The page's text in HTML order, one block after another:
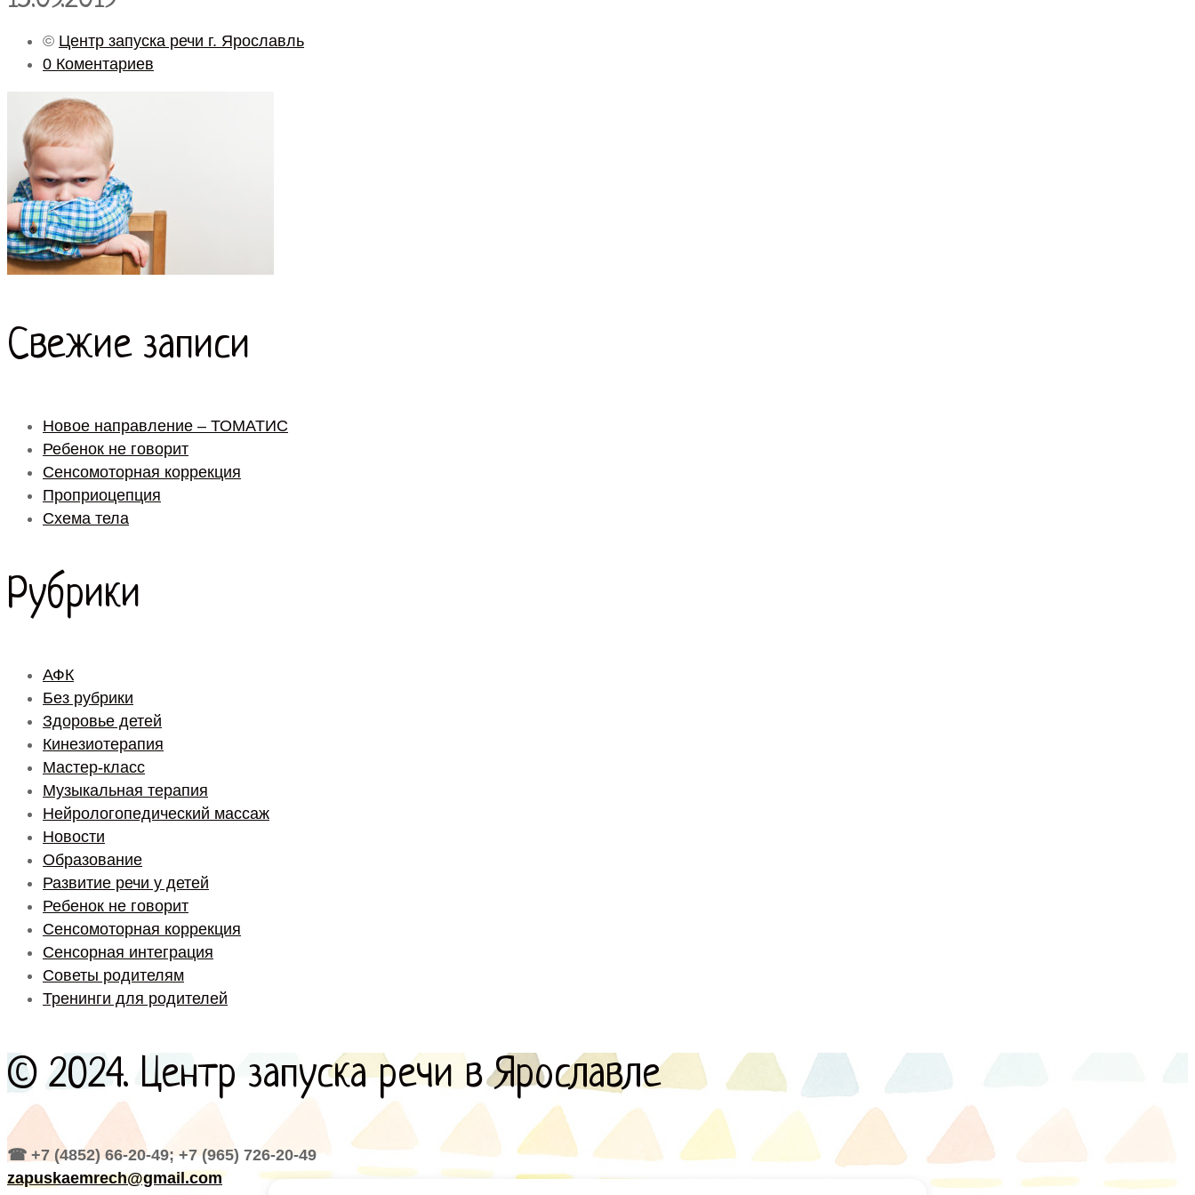
© Центр запуска речи г. Ярославль
0 Коментариев
Свежие записи
Новое направление – ТОМАТИС
Ребенок не говорит
Сенсомоторная коррекция
Проприоцепция
Схема тела
Рубрики
АФК
Без рубрики
Здоровье детей
Кинезиотерапия
Мастер-класс
Музыкальная терапия
Нейрологопедический массаж
Новости
Образование
Развитие речи у детей
Ребенок не говорит
Сенсомоторная коррекция
Сенсорная интеграция
Советы родителям
Тренинги для родителей
© 2024. Центр запуска речи в Ярославле
☎ +7 (4852) 66-20-49; +7 (965) 726-20-49
zapuskaemrech@gmail.com